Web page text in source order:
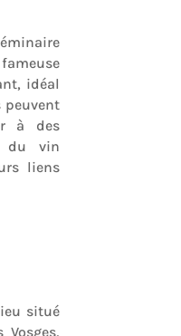
idéal
peuvent
à des
du vin
liens
situé